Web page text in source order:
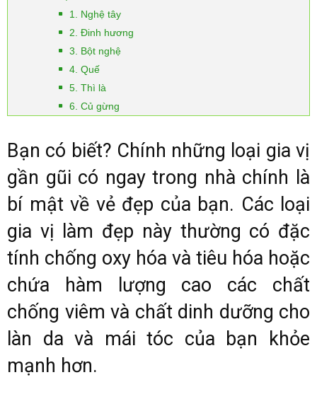
1. Nghệ tây
2. Đinh hương
3. Bột nghệ
4. Quế
5. Thì là
6. Củ gừng
Bạn có biết? Chính những loại gia vị
gần gũi có ngay trong nhà chính là
bí mật về vẻ đẹp của bạn. Các loại
gia vị làm đẹp này thường có đặc
tính chống oxy hóa và tiêu hóa hoặc
chứa hàm lượng cao các chất
chống viêm và chất dinh dưỡng cho
làn da và mái tóc của bạn khỏe
mạnh hơn.